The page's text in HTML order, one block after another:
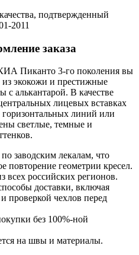
подтвержденный
2011
заказа
Пиканто 3-го поколения вы
экокожи и престижные
алькантарой. В качестве
лицевых вставках
горизонтальных линий или
светлые, темные и
заводским лекалам, что
повторение геометрии кресел.
всех российских регионов.
доставки, включая
проверкой чехлов перед
без 100%-ной
на швы и материалы.